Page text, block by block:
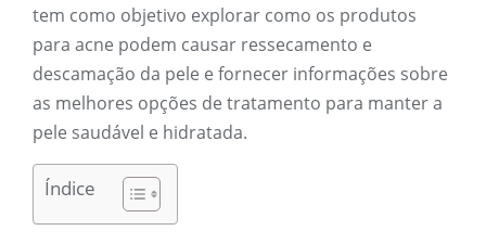
tem como objetivo explorar como os produtos
para acne podem causar ressecamento e
descamação da pele e fornecer informações sobre
as melhores opções de tratamento para manter a
pele saudável e hidratada.
Índice